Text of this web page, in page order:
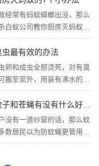
经常有蚂蚁蟑螂出没，那么
白蚁公司教你厨房灭蚂蚁的
蚁，再也不担忧蚂蚁的侵
最有效的办法
卵和成虫全部烫死，对有臭
搬至室外，用装有沸水的水
，务必使缝隙处到达高温，
没有一道纱窗的话，那么蚊
居民以为防蚊蝇更管用的
纱窗的装置能够有效的阻断